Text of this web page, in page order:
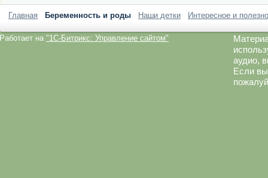
Главная Беременность и роды Наши детки Интересное и
Работает на "1C-Битрикс: Управление сайтом"
аудио,
Если вы